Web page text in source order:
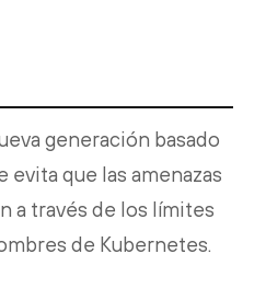
generación basado
que las amenazas
a través de los límites
de Kubernetes.